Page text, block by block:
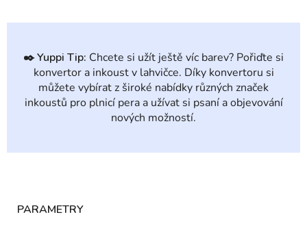
✒️Yuppi Tip: Chcete si užít ještě víc barev? Pořiďte si
konvertor a inkoust v lahvičce. Díky konvertoru si
můžete vybírat z široké nabídky různých značek
inkoustů pro plnicí pera a užívat si psaní a objevování
nových možností.